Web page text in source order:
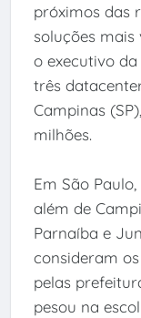
próximos das
soluções
o executivo
três
Campinas
milhões.
Em São
além de
Parnaíba e
consideram
pelas
pesou na